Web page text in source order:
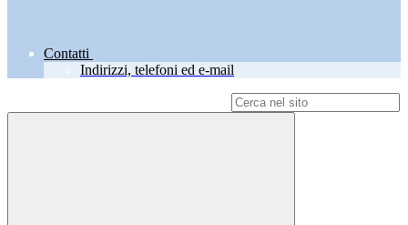
Contatti
Indirizzi, telefoni ed e-mail